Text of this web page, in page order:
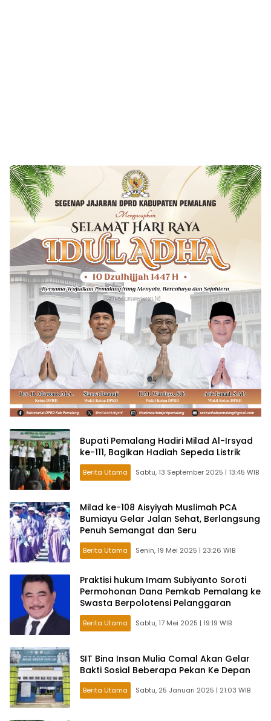
Bupati Pemalang Hadiri Milad Al-Irsyad
ke-111, Bagikan Hadiah Sepeda Listrik
Berita Utama Sabtu, 13 September 2025 | 13:45 WIB
Milad ke-108 Aisyiyah Muslimah PCA
Bumiayu Gelar Jalan Sehat, Berlangsung
Penuh Semangat dan Seru
Berita Utama Senin, 19 Mei 2025 | 23:26 WIB
Praktisi hukum Imam Subiyanto Soroti
Permohonan Dana Pemkab Pemalang ke
Swasta Berpolotensi Pelanggaran
Berita Utama Sabtu, 17 Mei 2025 | 19:19 WIB
SIT Bina Insan Mulia Comal Akan Gelar
Bakti Sosial Beberapa Pekan Ke Depan
Berita Utama Sabtu, 25 Januari 2025 | 21:03 WIB